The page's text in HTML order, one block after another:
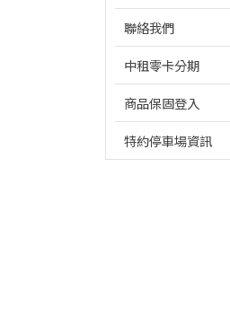
聯絡我們
中租零卡分期
商品保固登入
特約停車場資訊